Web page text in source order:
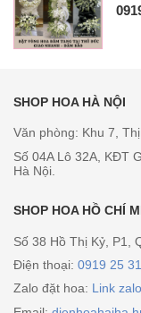
SHOP HOA HÀ NỘI
Văn phòng: Khu 7,
Số 04A Lô 32A, KĐT
Hà Nội.
SHOP HOA HỒ CHÍ
Số 38 Hồ Thị Kỷ, P1,
Điện thoại: 0919 25
Zalo đặt hoa: Link